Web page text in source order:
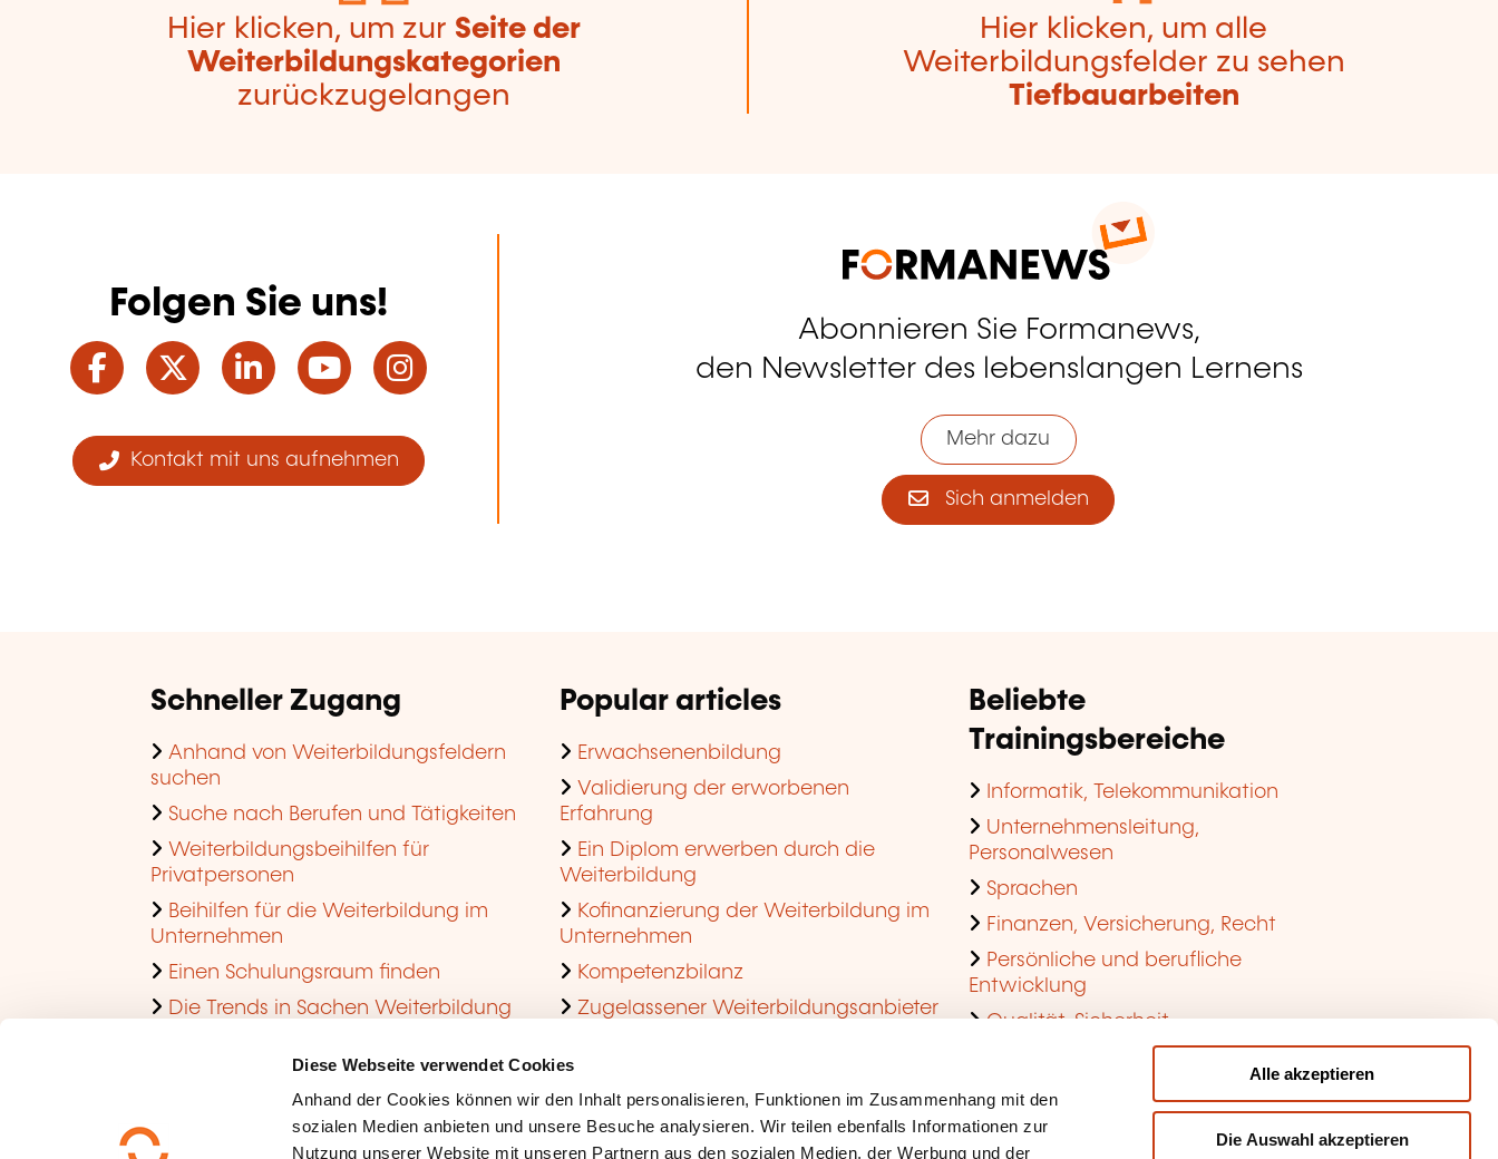
Diese Webseite verwendet Cookies
Anhand der Cookies können wir den Inhalt personalisieren, Funktionen im Zusammenhang mit den
sozialen Medien anbieten und unsere Besuche analysieren. Wir teilen ebenfalls Informationen zur
Nutzung unserer Website mit unseren Partnern aus den sozialen Medien, der Werbung und der
Alle akzeptieren
Die Auswahl akzeptieren
Hier klicken, um zur Seite der
Weiterbildungskategorien
zurückzugelangen
Hier klicken, um alle
Weiterbildungsfelder zu sehen
Tiefbauarbeiten
Folgen Sie uns!
Facebook
TwitterLinkedInYouTube
Kontakt mit uns aufnehmen
Abonnieren Sie Formanews,
den Newsletter des lebenslangen Lernens
Mehr dazu
Sich anmelden
Schneller Zugang
Anhand von Weiterbildungsfeldern
suchen
Suche nach Berufen und Tätigkeiten
Weiterbildungsbeihilfen für
Privatpersonen
Beihilfen für die Weiterbildung im
Unternehmen
Einen Schulungsraum finden
Die Trends in Sachen Weiterbildung
Popular articles
Erwachsenenbildung
Validierung der erworbenen
Erfahrung
Ein Diplom erwerben durch die
Weiterbildung
Kofinanzierung der Weiterbildung im
Unternehmen
Kompetenzbilanz
Zugelassener Weiterbildungsanbieter
Beliebte
Trainingsbereiche
Informatik, Telekommunikation
Unternehmensleitung,
Personalwesen
Sprachen
Finanzen, Versicherung, Recht
Persönliche und berufliche
Entwicklung
Qualität, Sicherheit